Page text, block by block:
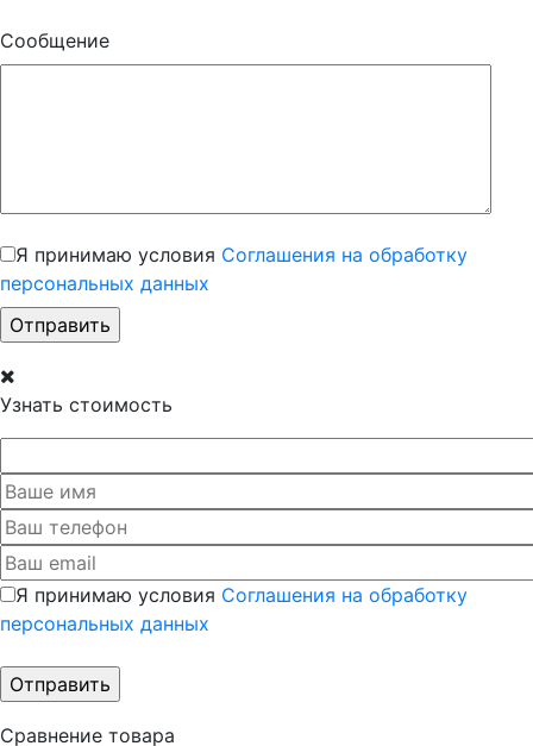
Сообщение
Я принимаю условия Соглашения на обработку
персональных данных
Узнать стоимость
Я принимаю условия Соглашения на обработку
персональных данных
Сравнение товара